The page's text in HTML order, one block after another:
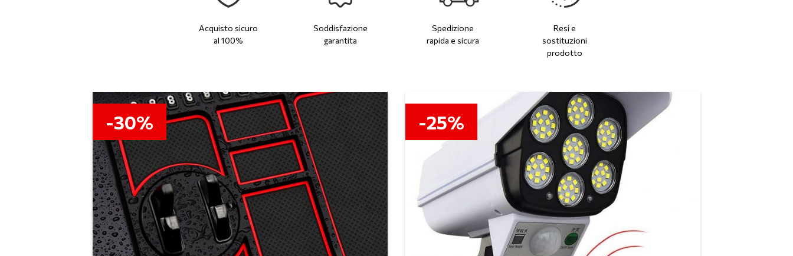
Acquisto sicuro
al 100%
Soddisfazione
garantita
Spedizione
rapida e sicura
Resi e
sostituzioni
prodotto
-30% -25%